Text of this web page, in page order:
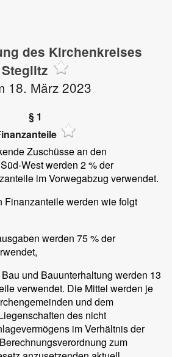
des Kirchenkreises
Steglitz
18. März 2023
§ 1
Zuschüsse an den
West werden 2 % der
im Vorwegabzug verwendet.
Finanzanteile werden wie folgt
werden 75 % der
und Bauunterhaltung werden 13
verwendet. Die Mittel werden je
und dem
des nicht
im Verhältnis der
zum